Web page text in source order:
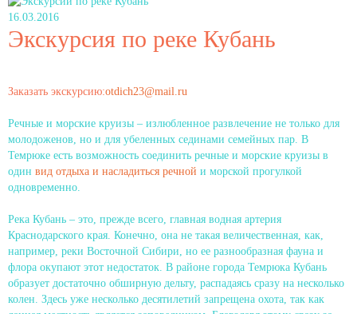
16.03.2016
Экскурсия по реке Кубань
Заказать экскурсию:otdich23@mail.ru
Речные и морские круизы – излюбленное развлечение не только для
молодоженов, но и для убеленных сединами семейных пар. В
Темрюке есть возможность соединить речные и морские круизы в
один вид отдыха и насладиться речной и морской прогулкой
одновременно.
Река Кубань – это, прежде всего, главная водная артерия
Краснодарского края. Конечно, она не такая величественная, как,
например, реки Восточной Сибири, но ее разнообразная фауна и
флора окупают этот недостаток. В районе города Темрюка Кубань
образует достаточно обширную дельту, распадаясь сразу на несколько
колен. Здесь уже несколько десятилетий запрещена охота, так как